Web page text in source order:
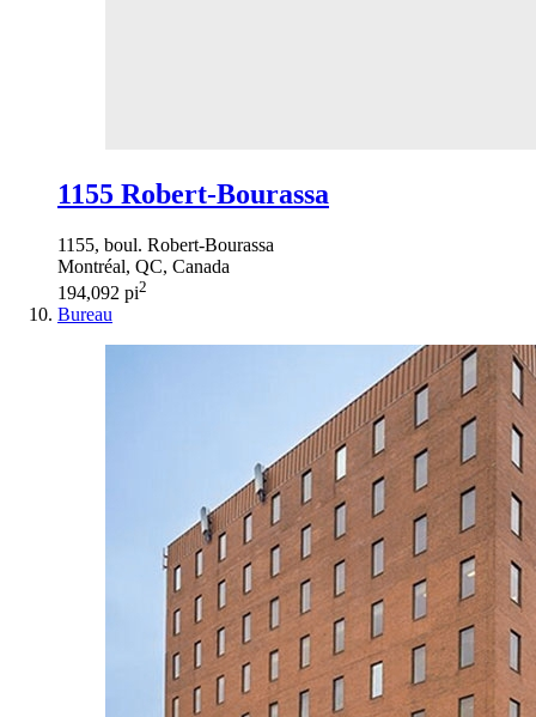
1155 Robert-Bourassa
1155, boul. Robert-Bourassa
Montréal, QC, Canada
194,092 pi2
Bureau